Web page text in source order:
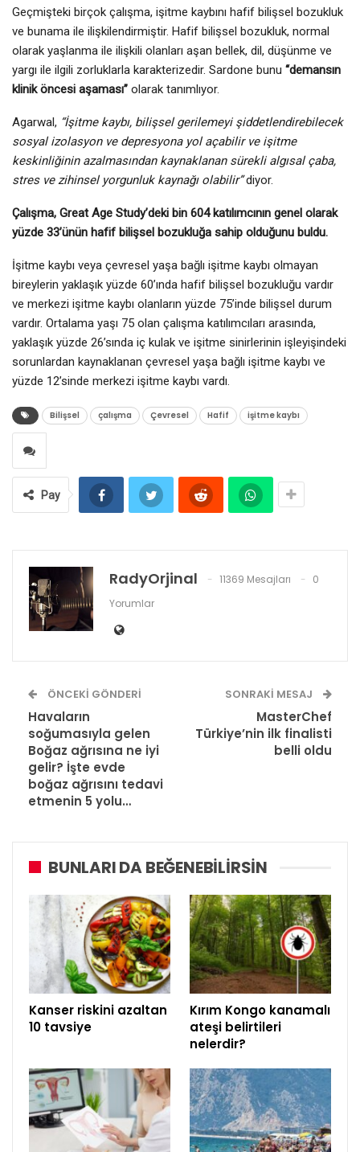
Geçmişteki birçok çalışma, işitme kaybını hafif bilişsel bozukluk
ve bunama ile ilişkilendirmiştir. Hafif bilişsel bozukluk, normal
olarak yaşlanma ile ilişkili olanları aşan bellek, dil, düşünme ve
yargı ile ilgili zorluklarla karakterizedir. Sardone bunu “demansın
klinik öncesi aşaması” olarak tanımlıyor.
Agarwal, “İşitme kaybı, bilişsel gerilemeyi şiddetlendirebilecek
sosyal izolasyon ve depresyona yol açabilir ve işitme
keskinliğinin azalmasından kaynaklanan sürekli algısal çaba,
stres ve zihinsel yorgunluk kaynağı olabilir”diyor.
Çalışma, Great Age Study’deki bin 604 katılımcının genel olarak
yüzde 33’ünün hafif bilişsel bozukluğa sahip olduğunu buldu.
İşitme kaybı veya çevresel yaşa bağlı işitme kaybı olmayan
bireylerin yaklaşık yüzde 60’ında hafif bilişsel bozukluğu vardır
ve merkezi işitme kaybı olanların yüzde 75’inde bilişsel durum
vardır. Ortalama yaşı 75 olan çalışma katılımcıları arasında,
yaklaşık yüzde 26’sında iç kulak ve işitme sinirlerinin işleyişindeki
sorunlardan kaynaklanan çevresel yaşa bağlı işitme kaybı ve
yüzde 12’sinde merkezi işitme kaybı vardı.
Bilişsel çalışma Çevresel Hafif işitme kaybı
Pay
RadyOrjinal 11369 Mesajları
0
Yorumlar
ÖNCEKI GÖNDERI
Havaların
soğumasıyla gelen
Boğaz ağrısına ne iyi
gelir? İşte evde
boğaz ağrısını tedavi
etmenin 5 yolu…
SONRAKI MESAJ
MasterChef
Türkiye’nin ilk finalisti
belli oldu
BUNLARI DA BEĞENEBILIRSIN
Kanser riskini azaltan
10 tavsiye
Kırım Kongo kanamalı
ateşi belirtileri
nelerdir?